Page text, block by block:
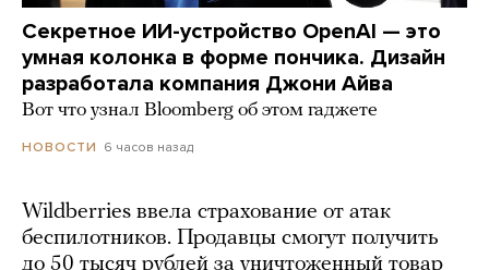
Секретное ИИ-устройство OpenAI — это
умная колонка в форме пончика. Дизайн
разработала компания Джони Айва
Вот что узнал Bloomberg об этом гаджете
НОВОСТИ 6 часов назад
Wildberries ввела страхование от атак
беспилотников. Продавцы смогут получить
до 50 тысяч рублей за уничтоженный товар